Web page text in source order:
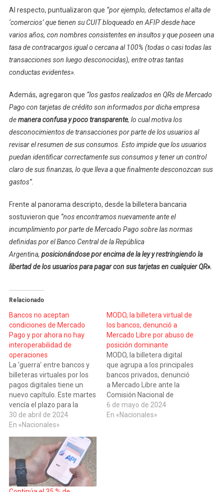
Al respecto, puntualizaron que “por ejemplo, detectamos el alta de
‘comercios’ que tienen su CUIT bloqueado en AFIP desde hace
varios años, con nombres consistentes en insultos y que poseen una
tasa de contracargos igual o cercana al 100% (todas o casi todas las
transacciones son luego desconocidas), entre otras tantas
conductas evidentes».
Además, agregaron que “los gastos realizados en QRs de Mercado
Pago con tarjetas de crédito son informados por dicha empresa
demanera confusa y poco transparente, lo cual motiva los
desconocimientos de transacciones por parte de los usuarios al
revisar el resumen de sus consumos. Esto impide que los usuarios
puedan identificar correctamente sus consumos y tener un control
claro de sus finanzas, lo que lleva a que finalmente desconozcan sus
gastos”.
Frente al panorama descripto, desde la billetera bancaria
sostuvieron que “nos encontramos nuevamente ante el
incumplimiento por parte de Mercado Pago sobre las normas
definidas por el Banco Central de la República
Argentina, posicionándose por encima de la ley y restringiendo la
libertad de los usuarios para pagar con sus tarjetas en cualquier QR».
Relacionado
Bancos no aceptan
condiciones de Mercado
Pago y por ahora no hay
interoperabilidad de
operaciones
La ‘guerra’ entre bancos y
billeteras virtuales por los
pagos digitales tiene un
nuevo capítulo. Este martes
vencía el plazo para la
entrada en vigencia de dos
normativas clave para el
digitales. Pero la vieja
rivalidad entre los bancos y
la billetera Mercado
Pago hace que esas
medidas sean puestas en…
30 de abril de 2024
En «Nacionales»
MODO, la billetera virtual de
los bancos, denunció a
Mercado Libre por abuso de
posición dominante
MODO, la billetera digital
que agrupa a los principales
bancos privados, denunció
a Mercado Libre ante la
Comisión Nacional de
Defensa de la Competencia
por abuso exclusorio de
6 de mayo de 2024
En «Nacionales»